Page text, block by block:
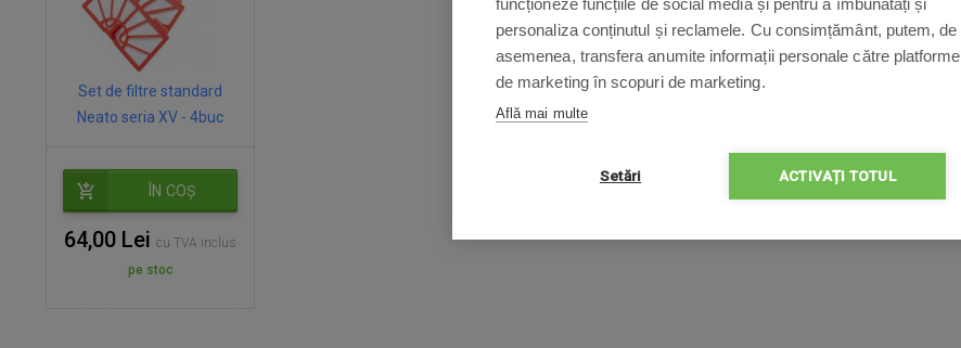
Set de filtre standard
Neato seria XV - 4buc
ÎN COȘ
64,00 Leicu TVA inclus
pe stoc
personaliza conținutul și reclamele. Cu consimțământ, putem, de
asemenea, transfera anumite informații personale către platforme
de marketing în scopuri de marketing.
Află mai multe
Setări ACTIVAȚI TOTUL